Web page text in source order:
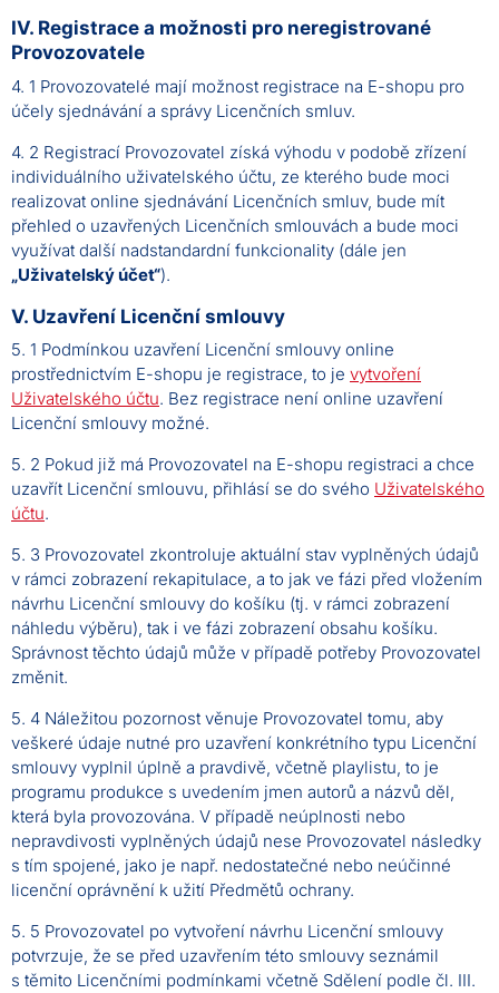
IV. Registrace a možnosti pro neregistrované
Provozovatele
4. 1 Provozovatelé mají možnost registrace na E-shopu pro
účely sjednávání a správy Licenčních smluv.
4. 2 Registrací Provozovatel získá výhodu v podobě zřízení
individuálního uživatelského účtu, ze kterého bude moci
realizovat online sjednávání Licenčních smluv, bude mít
přehled o uzavřených Licenčních smlouvách a bude moci
využívat další nadstandardní funkcionality (dále jen
„Uživatelský účet“).
V. Uzavření Licenční smlouvy
5. 1 Podmínkou uzavření Licenční smlouvy online
prostřednictvím E-shopu je registrace, to je vytvoření
Uživatelského účtu. Bez registrace není online uzavření
Licenční smlouvy možné.
5. 2 Pokud již má Provozovatel na E-shopu registraci a chce
uzavřít Licenční smlouvu, přihlásí se do svého Uživatelského
účtu.
5. 3 Provozovatel zkontroluje aktuální stav vyplněných údajů
v rámci zobrazení rekapitulace, a to jak ve fázi před vložením
návrhu Licenční smlouvy do košíku (tj. v rámci zobrazení
náhledu výběru), tak i ve fázi zobrazení obsahu košíku.
Správnost těchto údajů může v případě potřeby Provozovatel
změnit.
5. 4 Náležitou pozornost věnuje Provozovatel tomu, aby
veškeré údaje nutné pro uzavření konkrétního typu Licenční
smlouvy vyplnil úplně a pravdivě, včetně playlistu, to je
programu produkce s uvedením jmen autorů a názvů děl,
která byla provozována. V případě neúplnosti nebo
nepravdivosti vyplněných údajů nese Provozovatel následky
s tím spojené, jako je např. nedostatečné nebo neúčinné
licenční oprávnění k užití Předmětů ochrany.
5. 5 Provozovatel po vytvoření návrhu Licenční smlouvy
potvrzuje, že se před uzavřením této smlouvy seznámil
s těmito Licenčními podmínkami včetně Sdělení podle čl. III.